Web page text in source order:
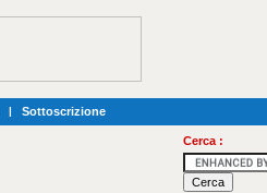
| Sottoscrizione
Cerca :